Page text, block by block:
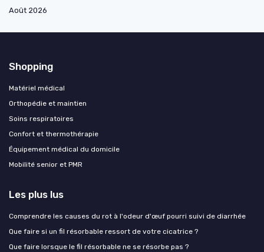
Août 2026
Shopping
Matériel médical
Orthopédie et maintien
Soins respiratoires
Confort et thermothérapie
Équipement médical du domicile
Mobilité senior et PMR
Les plus lus
Comprendre les causes du rot à l'odeur d'œuf pourri suivi de diarrhée
Que faire si un fil résorbable ressort de votre cicatrice ?
Que faire lorsque le fil résorbable ne se résorbe pas ?